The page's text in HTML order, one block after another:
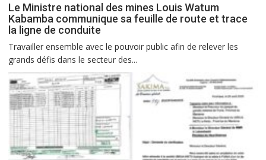
Le Ministre national des mines Louis Watum
Kabamba communique sa feuille de route et trace
la ligne de conduite
Travailler ensemble avec le pouvoir public afin de relever les
grands défis dans le secteur des...